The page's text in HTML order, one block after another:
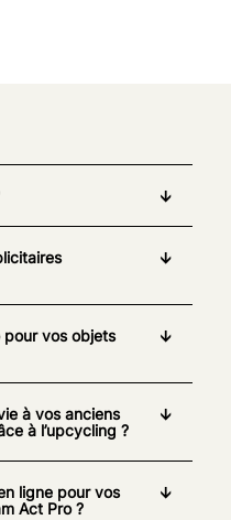
pour vos objets
à vos anciens
à l’upcycling ?
ligne pour vos
Act Pro ?